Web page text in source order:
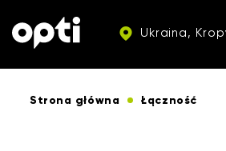
Ukraina,
Strona główna Łączność